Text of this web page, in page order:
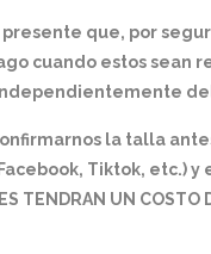
que, por
cuando estos sean
la talla
Tiktok, etc.)
TENDRAN UN